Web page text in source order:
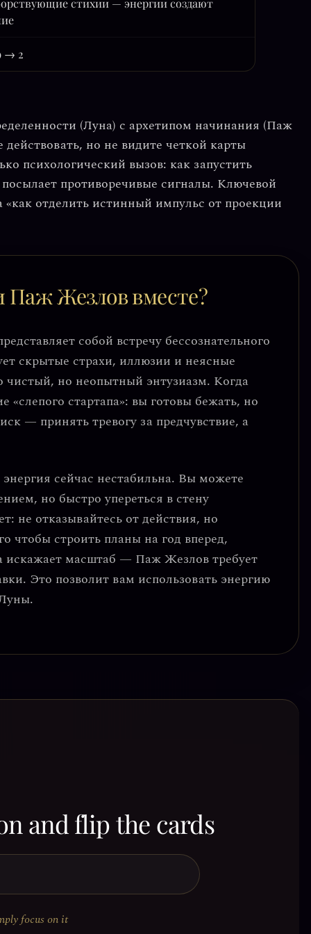
стихии — энергии создают
→ 2
(Луна) с архетипом начинания (Паж
но не видите четкой карты
психологический вызов: как запустить
противоречивые сигналы. Ключевой
«как отделить истинный импульс от проекции
Паж Жезлов вместе?
собой встречу бессознательного
скрытые страхи, иллюзии и неясные
но неопытный энтузиазм. Когда
«слепого стартапа»: вы готовы бежать, но
— принять тревогу за предчувствие, а
сейчас нестабильна. Вы можете
но быстро упереться в стену
не отказывайтесь от действия, но
чтобы строить планы на год вперед,
искажает масштаб — Паж Жезлов требует
Это позволит вам использовать энергию
and flip the cards
focus on it